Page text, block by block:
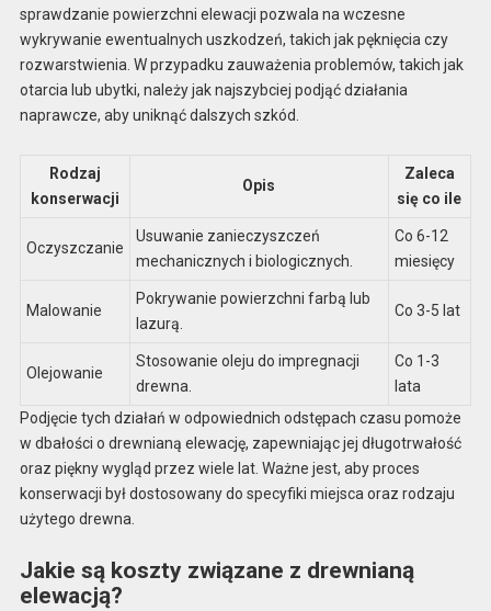
sprawdzanie powierzchni elewacji pozwala na wczesne
wykrywanie ewentualnych uszkodzeń, takich jak pęknięcia czy
rozwarstwienia. W przypadku zauważenia problemów, takich jak
otarcia lub ubytki, należy jak najszybciej podjąć działania
naprawcze, aby uniknąć dalszych szkód.
Rodzaj
konserwacji
Opis
Zaleca
się co ile
Oczyszczanie
Usuwanie zanieczyszczeń
mechanicznych i biologicznych.
Co 6-12
miesięcy
Malowanie
Pokrywanie powierzchni farbą lub
lazurą.
Co 3-5 lat
Olejowanie
Stosowanie oleju do impregnacji
drewna.
Co 1-3
lata
Podjęcie tych działań w odpowiednich odstępach czasu pomoże
w dbałości o drewnianą elewację, zapewniając jej długotrwałość
oraz piękny wygląd przez wiele lat. Ważne jest, aby proces
konserwacji był dostosowany do specyfiki miejsca oraz rodzaju
użytego drewna.
Jakie są koszty związane z drewnianą
elewacją?